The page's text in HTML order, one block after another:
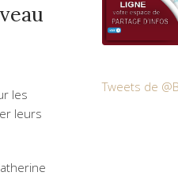
les
leurs
Tweets de